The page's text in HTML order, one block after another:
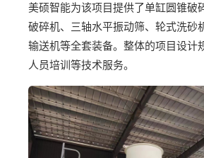
美硕智能为该项目提供了单缸圆锥破
破碎机、三轴水平振动筛、轮式洗砂
输送机等全套装备。整体的项目设计
人员培训等技术服务。